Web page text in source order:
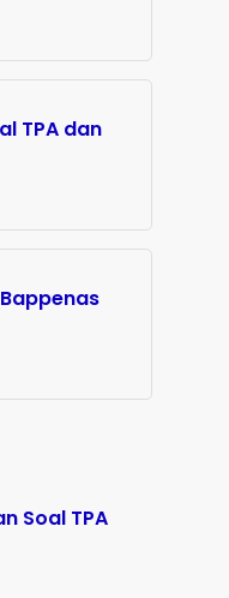
TPA dan
Soal TPA